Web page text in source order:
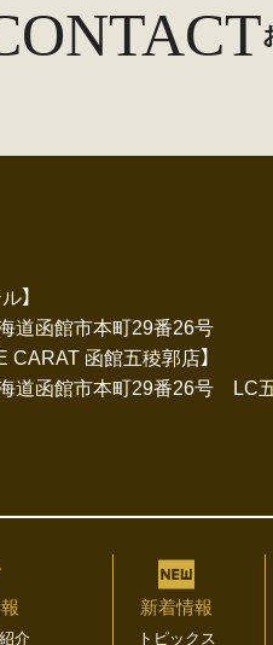
】
道函館市本町29番26号
CARAT 函館五稜郭店】
道函館市本町29番26号 LC
介
新着情報
トピックス